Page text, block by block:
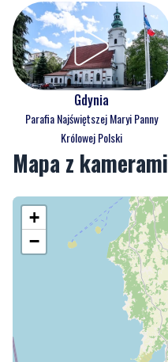
Gdynia
Parafia Najświętszej Maryi Panny
Królowej Polski
Mapa z kamerami
+
−